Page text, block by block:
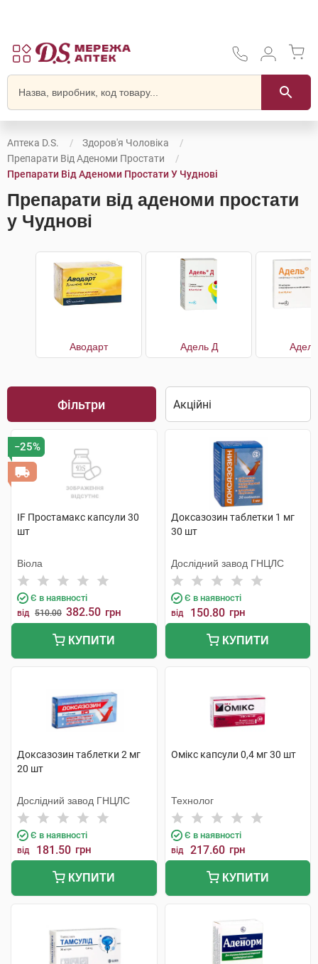
Аптека D.S.
Здоров'я Чоловіка
Препарати Від Аденоми Простати
Препарати Від Аденоми Простати У Чуднові
Препарати від аденоми простати
у Чуднові
Аводарт Адель Д
Фільтри
−25%
IF Простамакс капсули 30
шт
Віола
Є в наявності
від 510.00 382.50 грн
КУПИТИ
Доксазозин таблетки 1 мг
30 шт
Дослідний завод ГНЦЛС
Є в наявності
від 150.80 грн
КУПИТИ
Доксазозин таблетки 2 мг
20 шт
Дослідний завод ГНЦЛС
Є в наявності
від 181.50 грн
КУПИТИ
Омікс капсули 0,4 мг 30 шт
Технолог
Є в наявності
від 217.60 грн
КУПИТИ